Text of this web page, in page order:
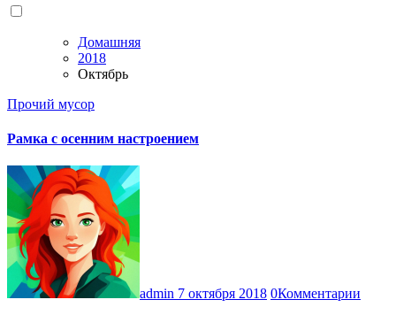
Домашняя
2018
Октябрь
Прочий мусор
Рамка с осенним настроением
admin 7 октября 2018 0Комментарии